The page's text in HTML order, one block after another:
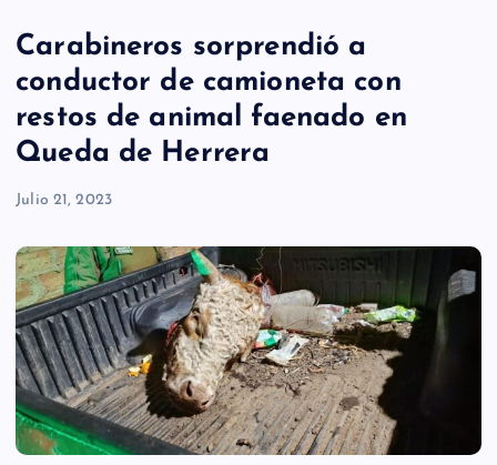
Carabineros sorprendió a
conductor de camioneta con
restos de animal faenado en
Queda de Herrera
Julio 21, 2023